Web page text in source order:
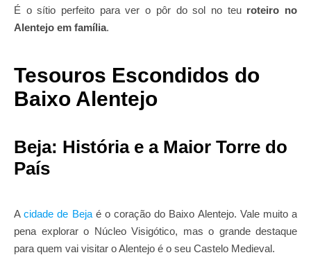
É o sítio perfeito para ver o pôr do sol no teu roteiro no
Alentejo em família.
Tesouros Escondidos do
Baixo Alentejo
Beja: História e a Maior Torre do
País
Acidade de Bejaé o coração do Baixo Alentejo. Vale muito a
pena explorar o Núcleo Visigótico, mas o grande destaque
para quem vai visitar o Alentejo é o seu Castelo Medieval.